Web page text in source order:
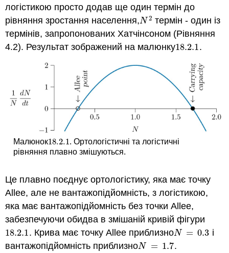
логістикою просто додав ще один термін до
рівняння зростання населення,N 2
N2 термін - один із
термінів, запропонованих Хатчінсоном (Рівняння
4.2). Результат зображений на малюнку18.2.1
18.2.1.
Малюнок18.2.1
18.2.1. Ортологістичні та логістичні
рівняння плавно змішуються.
Це плавно поєднує ортологістику, яка має точку
Allee, але не вантажопідйомність, з логістикою,
яка має вантажопідйомність без точки Allee,
забезпечуючи обидва в змішаній кривій фігури
18.2.1
18.2.1. Крива має точку Allee приблизноN = 0.3
N= 0.3
і
вантажопідйомність приблизноN = 1.7
N= 1.7
.